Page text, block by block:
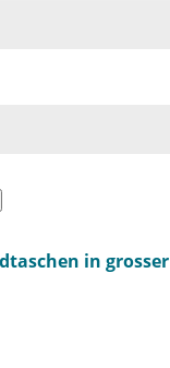
in grosser